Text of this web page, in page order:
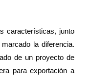
características, junto
la diferencia.
de un proyecto de
para exportación a